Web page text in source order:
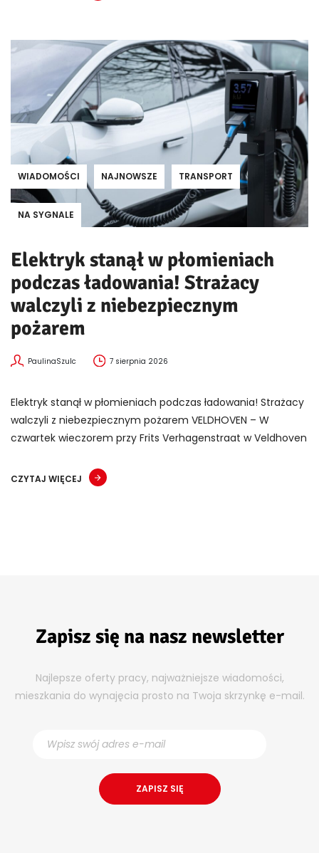
WIADOMOŚCI NAJNOWSZE TRANSPORT
NA SYGNALE
Elektryk stanął w płomieniach
podczas ładowania! Strażacy
walczyli z niebezpiecznym
pożarem
PaulinaSzulc 7 sierpnia 2026
Elektryk stanął w płomieniach podczas ładowania! Strażacy
walczyli z niebezpiecznym pożarem VELDHOVEN – W
czwartek wieczorem przy Frits Verhagenstraat w Veldhoven
CZYTAJ WIĘCEJ
Zapisz się na nasz newsletter
Najlepsze oferty pracy, najważniejsze wiadomości,
mieszkania do wynajęcia prosto na Twoja skrzynkę e-mail.